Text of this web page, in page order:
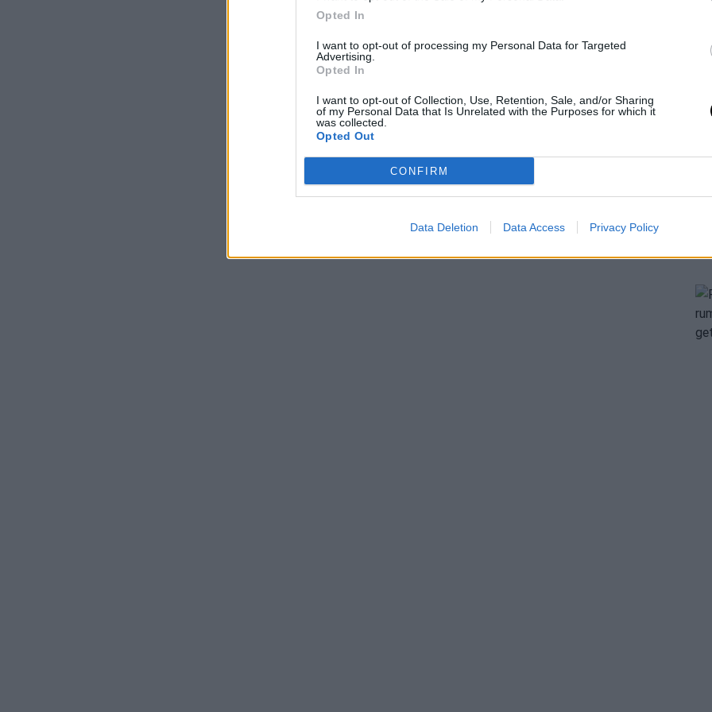
Opted In
I want to opt-out of processing my Personal Data for Targeted
Advertising.
Opted In
I want to opt-out of Collection, Use, Retention, Sale, and/or Sharing
of my Personal Data that Is Unrelated with the Purposes for which it
was collected.
Opted Out
CONFIRM
Data Deletion Data Access Privacy Policy